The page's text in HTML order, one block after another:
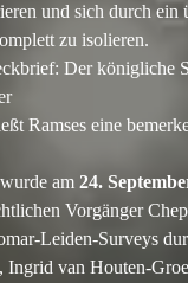
und sich durch ein
zu isolieren.
Der königliche
Ramses eine
am 24.
Vorgänger
Leiden-Surveys
Ingrid van Houten-